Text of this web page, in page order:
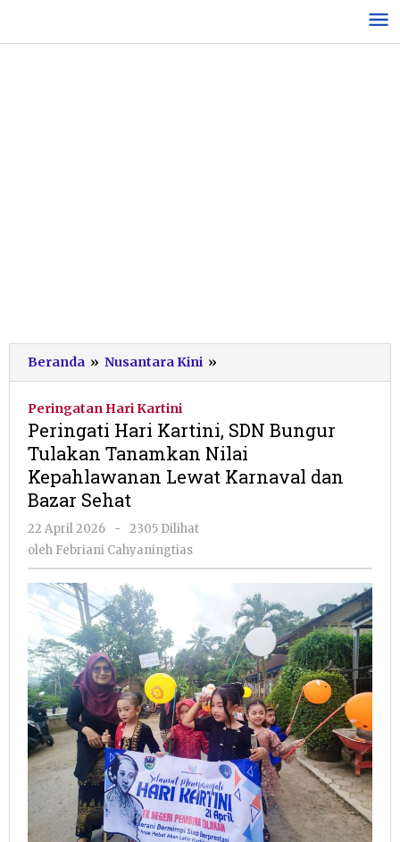
konten
Beranda » Nusantara Kini »
Hari
Bungur
Tulakan
Tanamkan
dan
Sehat
Peringatan Hari Kartini
Peringati Hari Kartini, SDN Bungur
Tulakan Tanamkan Nilai
Kepahlawanan Lewat Karnaval dan
Bazar Sehat
22 April 2026
oleh
Febriani
Cahyaningtias
-
2305 Dilihat
oleh Febriani Cahyaningtias